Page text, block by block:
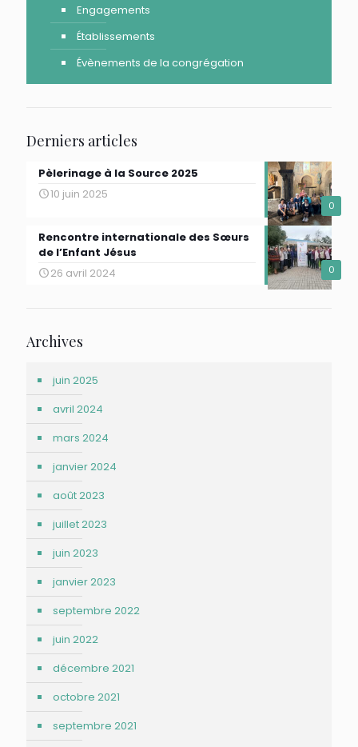
Engagements
Établissements
Évènements de la congrégation
Derniers articles
0
Pèlerinage à la Source 2025
10 juin 2025
0
Rencontre internationale des Sœurs
de l’Enfant Jésus
26 avril 2024
Archives
juin 2025
avril 2024
mars 2024
janvier 2024
août 2023
juillet 2023
juin 2023
janvier 2023
septembre 2022
juin 2022
décembre 2021
octobre 2021
septembre 2021